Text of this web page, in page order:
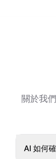
關於我
AI 如何